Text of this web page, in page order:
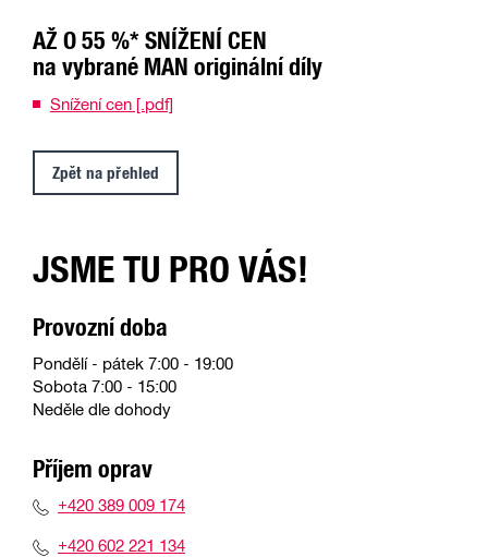
AŽ O 55 %* SNÍŽENÍ CEN
na vybrané MAN originální díly
Snížení cen [.pdf]
Zpět na přehled
JSME TU PRO VÁS!
Provozní doba
Pondělí - pátek 7:00 - 19:00
Sobota 7:00 - 15:00
Neděle dle dohody
Příjem oprav
+420 389 009 174
+420 602 221 134